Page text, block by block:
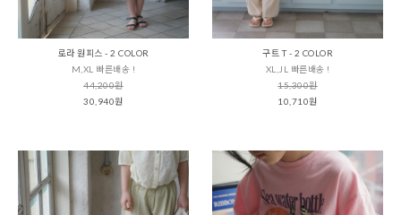
로라 원피스 - 2 COLOR
M,XL 빠른배송 !
44,200원
30,940원
구트 T - 2 COLOR
XL,JL 빠른배송 !
15,300원
10,710원